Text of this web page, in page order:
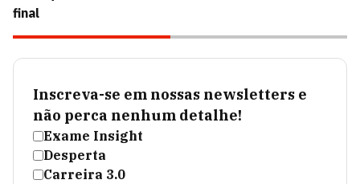
final
Inscreva-se em nossas newsletters e
não perca nenhum detalhe!
Exame Insight
Desperta
Carreira 3.0